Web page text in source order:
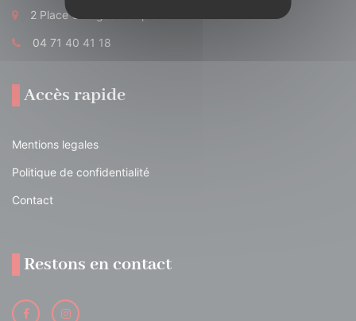
2 Place Georges Pompidou 15700 Pleaux
04 71 40 41 18
Accès rapide
Mentions legales
Politique de confidentialité
Contact
Restons en contact